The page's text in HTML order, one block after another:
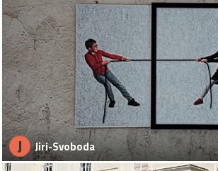
J Jiri-Svoboda